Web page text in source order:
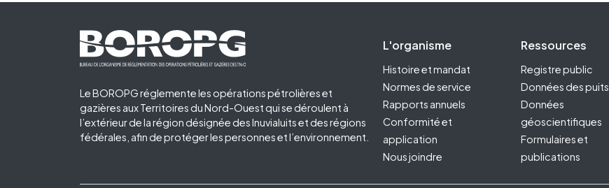
Footer First
Le BOROPG réglemente les opérations pétrolières et
gazières aux Territoires du Nord-Ouest qui se déroulent à
l’extérieur de la région désignée des Inuvialuits et des régions
fédérales, afin de protéger les personnes et l’environnement.
Footer Second
L'organisme
Histoire et mandat
Normes de service
Rapports annuels
Conformité et
application
Nous joindre
Ressources
Registre public
Données des puits
Données
géoscientifiques
Formulaires et
publications